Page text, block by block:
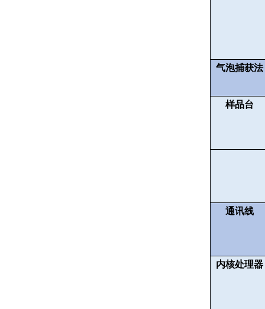
气泡捕获法
样品台
通讯线
内核处理器